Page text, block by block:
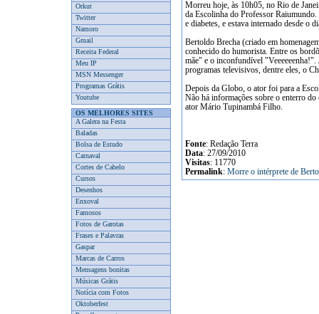
Orkut
Twitter
Namoro
Gmail
Receita Federal
Meu IP
MSN Messenger
Programas Grátis
Youtube
OS MELHORES SITES
A Galera na Festa
Baladas
Bolsa de Estudo
Carnaval
Cortes de Cabelo
Cursos
Desenhos
Enxoval
Famosos
Fotos de Garotas
Frases e Palavras
Gaspar
Marcas de Carros
Mensagens bonitas
Músicas Grátis
Notícia com Fotos
Oktoberfest
Morreu hoje, às 10h05, no Rio de
da Escolinha do Professor
e diabetes, e estava internado desde o
Bertoldo Brecha (criado em
conhecido do humorista. Entre os
mãe" e o inconfundível
programas televisivos, dentre eles, o
Depois da Globo, o ator foi para a
Não há informações sobre o enterro
ator Mário Tupinambá Filho.
Fonte: Redação Terra
Data: 27/09/2010
Visitas: 11770
Permalink: Morre o intérprete de